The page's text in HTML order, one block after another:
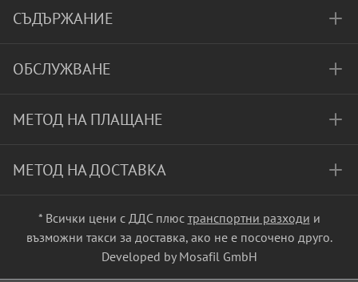
СЪДЪРЖАНИЕ
ОБСЛУЖВАНЕ
МЕТОД НА ПЛАЩАНЕ
МЕТОД НА ДОСТАВКА
* Всички цени с ДДС плюс транспортни разходи и
възможни такси за доставка, ако не е посочено друго.
Developed by Mosafil GmbH